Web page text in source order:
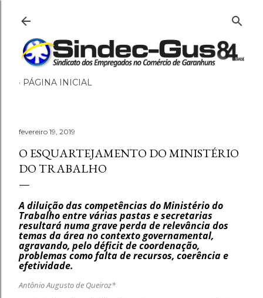
PÁGINA INICIAL
fevereiro 19, 2019
O ESQUARTEJAMENTO DO MINISTÉRIO
DO TRABALHO
A diluição das competências do Ministério do
Trabalho entre várias pastas e secretarias
resultará numa grave perda de relevância dos
temas da área no contexto governamental,
agravando, pelo déficit de coordenação,
problemas como falta de recursos, coerência e
efetividade.
Antônio Augusto de Queiroz*